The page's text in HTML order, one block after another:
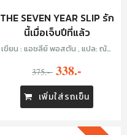
THE SEVEN YEAR SLIP รัก
นี้เมื่อเจ็บปีที่แล้ว
เขียน : แอชลีย์ พอสตัน , แปล: ณัฐ
375.- 338.-
เพิ่มใส่รถเข็น